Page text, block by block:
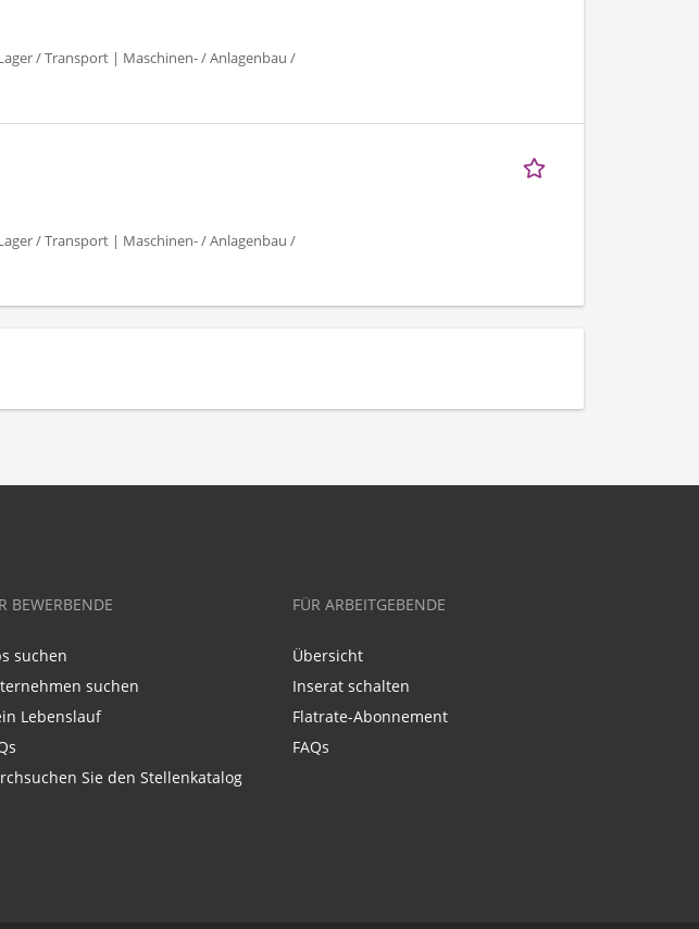
/ Transport | Maschinen- / Anlagenbau /
/ Transport | Maschinen- / Anlagenbau /
BEWERBENDE
suchen
suchen
Lebenslauf
Sie den Stellenkatalog
FÜR ARBEITGEBENDE
Übersicht
Inserat schalten
Flatrate-Abonnement
FAQs